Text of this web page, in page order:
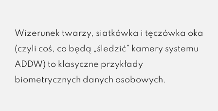
Wizerunek twarzy, siatkówka i tęczówka oka
(czyli coś, co będą „śledzić” kamery systemu
ADDW) to klasyczne przykłady
biometrycznych danych osobowych.